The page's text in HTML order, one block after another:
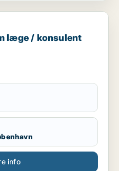
konsulent
læge / konsulent
info